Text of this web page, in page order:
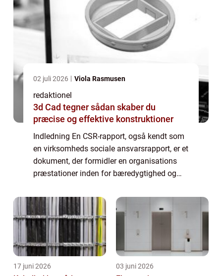
02 juli 2026 Viola Rasmusen
redaktionel
3d Cad tegner sådan skaber du
præcise og effektive konstruktioner
Indledning En CSR-rapport, også kendt som
en virksomheds sociale ansvarsrapport, er et
dokument, der formidler en organisations
præstationer inden for bæredygtighed og
udforske CSR-rapportens betydning og
udvikl...
17 juni 2026 03 juni 2026